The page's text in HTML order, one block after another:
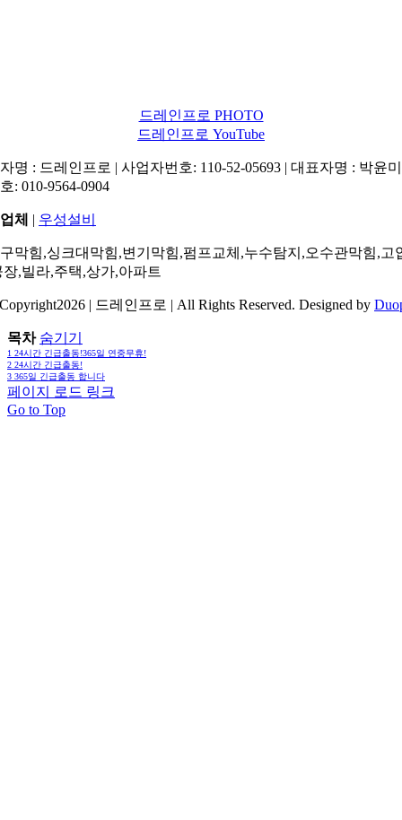
드레인프로 PHOTO
드레인프로 YouTube
명 : 드레인프로 | 사업자번호: 110-52-05693 | 대표자명 : 박윤
: 010-9564-0904
체 | 우성설비
막힘,싱크대막힘,변기막힘,펌프교체,누수탐지,오수관막힘,고
장,빌라,주택,상가,아파트
| 드레인프로 | All Rights Reserved. Designed by
목차 숨기기
1 24시간 긴급출동!365일 연중무휴!
2 24시간 긴급출동!
3 365일 긴급출동 합니다
페이지 로드 링크
Go to Top